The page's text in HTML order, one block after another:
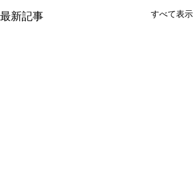
最新記事 すべて表示